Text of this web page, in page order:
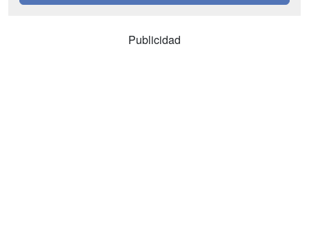
Publicidad